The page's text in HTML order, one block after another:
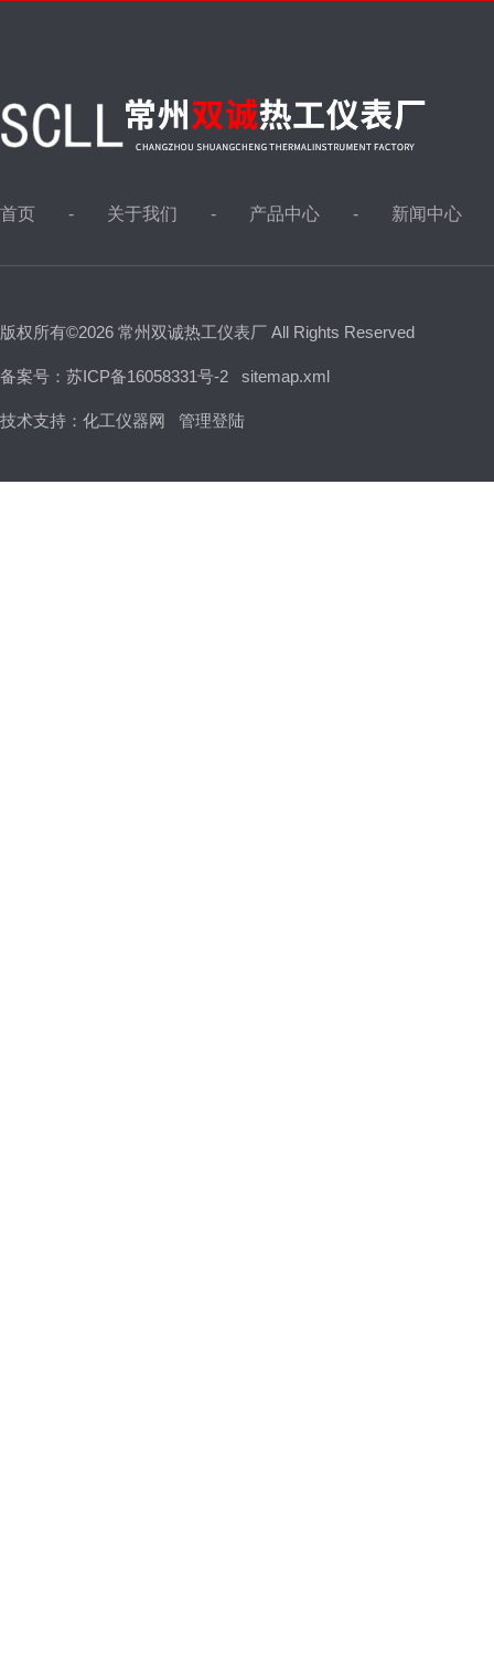
首页 关于我们 产品中心 新闻中心
版权所有©2026 常州双诚热工仪表厂 All Rights Reserved
备案号：苏ICP备16058331号-2 sitemap.xml
技术支持： 化工仪器网 管理登陆